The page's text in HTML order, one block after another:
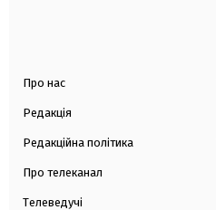
Про нас
Редакція
Редакційна політика
Про телеканал
Телеведучі